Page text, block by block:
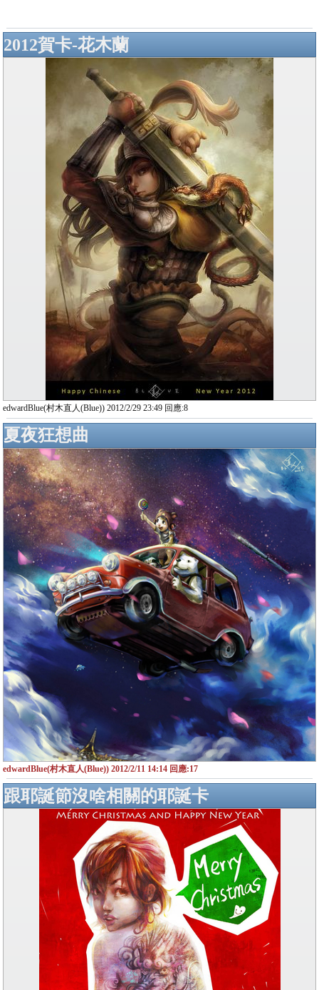
2012賀卡-花木蘭
edwardBlue(村木直人(Blue)) 2012/2/29 23:49 回應:8
夏夜狂想曲
edwardBlue(村木直人(Blue)) 2012/2/11 14:14 回應:17
跟耶誕節沒啥相關的耶誕卡